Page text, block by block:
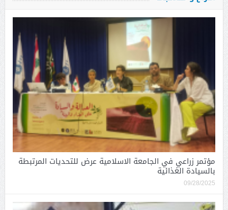
مؤتمر زراعي في الجامعة الاسلامية عرض للتحديات المرتبطة
بالسيادة الغذائية
09/28/2025